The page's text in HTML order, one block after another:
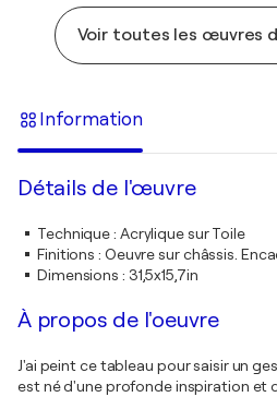
Voir toutes les œuvres
Information
Détails de l'œuvre
Technique: Acrylique sur Toile
Finitions : Oeuvre sur châssis.
Dimensions : 31,5x15,7in
À propos de l'oeuvre
J'ai peint ce tableau pour saisir un
est né d'une profonde inspiration et